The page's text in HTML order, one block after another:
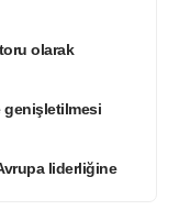
olarak
genişletilmesi
liderliğine